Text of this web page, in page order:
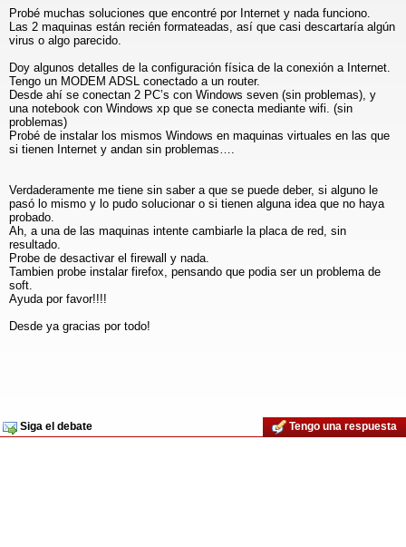
Probé muchas soluciones que encontré por Internet y nada funciono.
Las 2 maquinas están recién formateadas, así que casi descartaría algún
virus o algo parecido.
Doy algunos detalles de la configuración física de la conexión a Internet.
Tengo un MODEM ADSL conectado a un router.
Desde ahí se conectan 2 PC’s con Windows seven (sin problemas), y
una notebook con Windows xp que se conecta mediante wifi. (sin
problemas)
Probé de instalar los mismos Windows en maquinas virtuales en las que
si tienen Internet y andan sin problemas….
Verdaderamente me tiene sin saber a que se puede deber, si alguno le
pasó lo mismo y lo pudo solucionar o si tienen alguna idea que no haya
probado.
Ah, a una de las maquinas intente cambiarle la placa de red, sin
resultado.
Probe de desactivar el firewall y nada.
Tambien probe instalar firefox, pensando que podia ser un problema de
soft.
Ayuda por favor!!!!
Desde ya gracias por todo!
Siga el debate Tengo una respuesta